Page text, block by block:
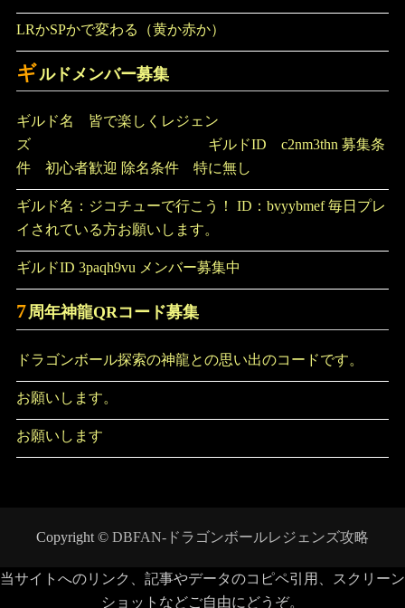
LRかSPかで変わる（黄か赤か）
ギルドメンバー募集
ギルド名 皆で楽しくレジェン
ズ ギルドID c2nm3thn 募集条
件 初心者歓迎 除名条件 特に無し
ギルド名：ジコチューで行こう！ ID：bvyybmef 毎日プレ
イされている方お願いします。
ギルドID 3paqh9vu メンバー募集中
7周年神龍QRコード募集
ドラゴンボール探索の神龍との思い出のコードです。
お願いします。
お願いします
Copyright © DBFAN-ドラゴンボールレジェンズ攻略
当サイトへのリンク、記事やデータのコピペ引用、スクリーン
ショットなどご自由にどうぞ。